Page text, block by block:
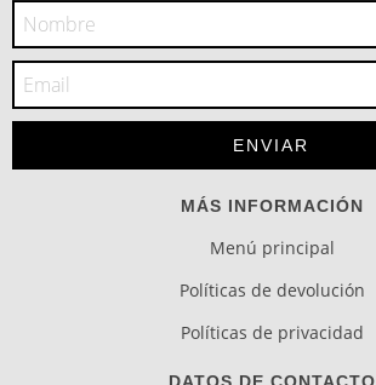
MÁS INFORMACIÓN
Menú principal
Políticas de devolución
Políticas de privacidad
DATOS DE CONTACTO